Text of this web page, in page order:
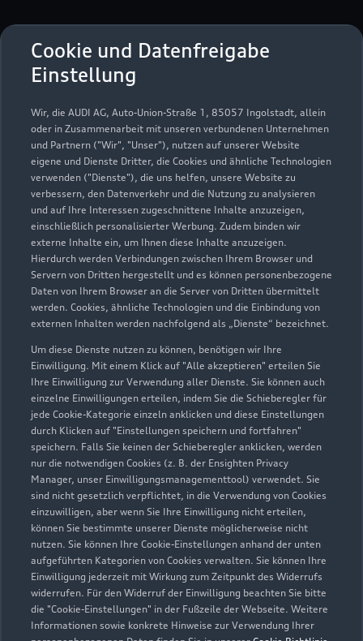
Cookie und Datenfreigabe
Einstellung
Wir, die AUDI AG, Auto-Union-Straße 1, 85057 Ingolstadt, allein
oder in Zusammenarbeit mit unseren verbundenen Unternehmen
und Partnern ("Wir", "Unser"), nutzen auf unserer Website
eigene und Dienste Dritter, die Cookies und ähnliche Technologien
verwenden ("Dienste"), die uns helfen, unsere Website zu
verbessern, den Datenverkehr und die Nutzung zu analysieren
und auf Ihre Interessen zugeschnittene Inhalte anzuzeigen,
einschließlich personalisierter Werbung. Zudem binden wir
externe Inhalte ein, um Ihnen diese Inhalte anzuzeigen.
Hierdurch werden Verbindungen zwischen Ihrem Browser und
Servern von Dritten hergestellt und es können personenbezogene
Daten von Ihrem Browser an die Server von Dritten übermittelt
werden. Cookies, ähnliche Technologien und die Einbindung von
externen Inhalten werden nachfolgend als „Dienste“ bezeichnet.
Um diese Dienste nutzen zu können, benötigen wir Ihre
Einwilligung. Mit einem Klick auf "Alle akzeptieren" erteilen Sie
Ihre Einwilligung zur Verwendung aller Dienste. Sie können auch
einzelne Einwilligungen erteilen, indem Sie die Schieberegler für
jede Cookie-Kategorie einzeln anklicken und diese Einstellungen
durch Klicken auf "Einstellungen speichern und fortfahren"
speichern. Falls Sie keinen der Schieberegler anklicken, werden
nur die notwendigen Cookies (z. B. der Ensighten Privacy
Manager, unser Einwilligungsmanagementtool) verwendet. Sie
sind nicht gesetzlich verpflichtet, in die Verwendung von Cookies
einzuwilligen, aber wenn Sie Ihre Einwilligung nicht erteilen,
können Sie bestimmte unserer Dienste möglicherweise nicht
nutzen. Sie können Ihre Cookie-Einstellungen anhand der unten
aufgeführten Kategorien von Cookies verwalten. Sie können Ihre
Einwilligung jederzeit mit Wirkung zum Zeitpunkt des Widerrufs
widerrufen. Für den Widerruf der Einwilligung beachten Sie bitte
die "Cookie-Einstellungen" in der Fußzeile der Webseite. Weitere
Informationen sowie konkrete Hinweise zur Verwendung Ihrer